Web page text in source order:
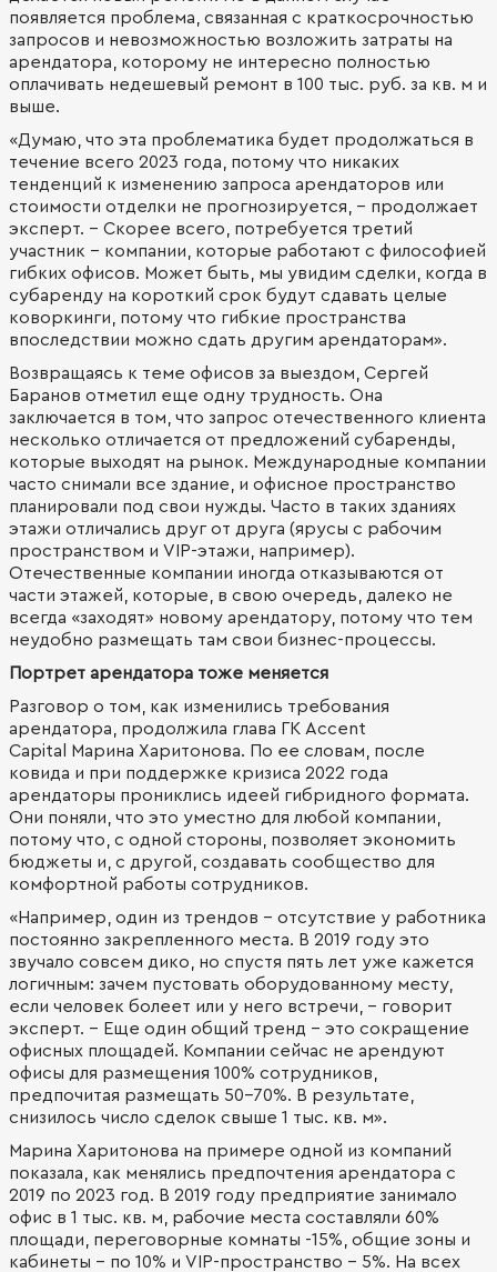
появляется проблема, связанная с краткосрочностью
запросов и невозможностью возложить затраты на
арендатора, которому не интересно полностью
оплачивать недешевый ремонт в 100 тыс. руб. за кв. м и
выше.
«Думаю, что эта проблематика будет продолжаться в
течение всего 2023 года, потому что никаких
тенденций к изменению запроса арендаторов или
стоимости отделки не прогнозируется, - продолжает
эксперт. - Скорее всего, потребуется третий
участник – компании, которые работают с философией
гибких офисов. Может быть, мы увидим сделки, когда в
субаренду на короткий срок будут сдавать целые
коворкинги, потому что гибкие пространства
впоследствии можно сдать другим арендаторам».
Возвращаясь к теме офисов за выездом, Сергей
Баранов отметил еще одну трудность. Она
заключается в том, что запрос отечественного клиента
несколько отличается от предложений субаренды,
которые выходят на рынок. Международные компании
часто снимали все здание, и офисное пространство
планировали под свои нужды. Часто в таких зданиях
этажи отличались друг от друга (ярусы с рабочим
пространством и VIP-этажи, например).
Отечественные компании иногда отказываются от
части этажей, которые, в свою очередь, далеко не
всегда «заходят» новому арендатору, потому что тем
неудобно размещать там свои бизнес-процессы.
Портрет арендатора тоже меняется
Разговор о том, как изменились требования
арендатора, продолжила глава ГК Accent
Capital Марина Харитонова. По ее словам, после
ковида и при поддержке кризиса 2022 года
арендаторы прониклись идеей гибридного формата.
Они поняли, что это уместно для любой компании,
потому что, с одной стороны, позволяет экономить
бюджеты и, с другой, создавать сообщество для
комфортной работы сотрудников.
«Например, один из трендов – отсутствие у работника
постоянно закрепленного места. В 2019 году это
звучало совсем дико, но спустя пять лет уже кажется
логичным: зачем пустовать оборудованному месту,
если человек болеет или у него встречи, - говорит
эксперт. - Еще один общий тренд – это сокращение
офисных площадей. Компании сейчас не арендуют
офисы для размещения 100% сотрудников,
предпочитая размещать 50-70%. В результате,
снизилось число сделок свыше 1 тыс. кв. м».
Марина Харитонова на примере одной из компаний
показала, как менялись предпочтения арендатора с
2019 по 2023 год. В 2019 году предприятие занимало
офис в 1 тыс. кв. м, рабочие места составляли 60%
площади, переговорные комнаты -15%, общие зоны и
кабинеты – по 10% и VIP-пространство – 5%. На всех